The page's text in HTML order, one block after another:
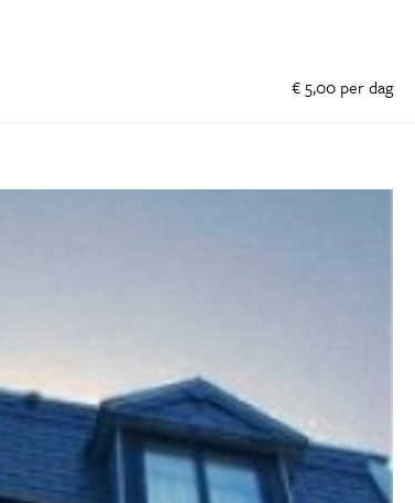
€ 5,00 per dag